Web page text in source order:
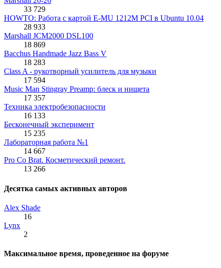
33 729
HOWTO: Работа с картой E-MU 1212M PCI в Ubuntu 10.04
28 933
Marshall JCM2000 DSL100
18 869
Bacchus Handmade Jazz Bass V
18 283
Class A - рукотворный усилитель для музыки
17 594
Music Man Stingray Preamp: блеск и нищета
17 357
Техника электробезопасности
16 133
Бесконечный эксперимент
15 235
Лабораторная работа №1
14 667
Pro Co Brat. Косметический ремонт.
13 266
Десятка самых активных авторов
Alex Shade
16
Lynx
2
Максимальное время, проведенное на форуме